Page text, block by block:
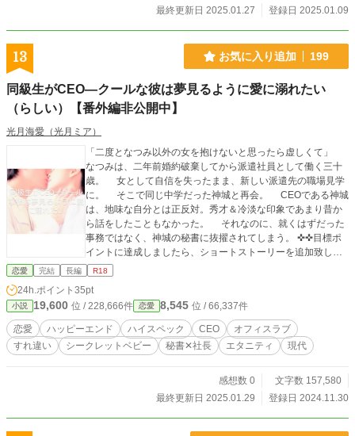
最終更新日 2025.01.27
登録日 2025.01.09
13 お気に入り追加 199
同級生がCEO―クールな彼は夢見るように愛に溺れたい
（らしい）【番外編非公開中】
光月海愛（光月ミア）
「二度となつみ以外の女を抱けないと思ったら虚しくて」
なつみは、二年前婚約破棄してから派遣社員として働く三十
歳。 女として自信を失ったまま、新しい派遣先の職場見学
に。 そこで同じ中学だった神城と再会。 CEOである神城
は、地味な自分とは正反対。秀才＆冷淡な印象であまり昔か
ら話をしたこともなかった。 それなのに、就くはずだった
事務ではなく、神城の秘書に抜擢されてしまう。 ✜✜目標ポ
イントに達成しましたら、ショートストーリーを追加致しま
恋愛 完結 長編 R18
24h.ポイント 35pt
小説 19,600 位 / 228,666件 恋愛 8,545 位 / 66,337件
恋愛 ハッピーエンド ハイスペック CEO
オフィスラブ
すれ違い
シークレットベビー 秘書✕社長 エタニティ 現代
感想数 0
文字数 157,580
最終更新日 2025.01.29
登録日 2024.11.30